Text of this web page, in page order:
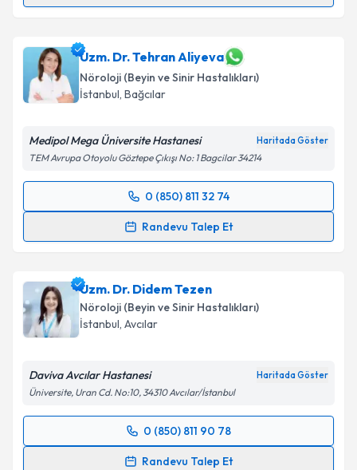
almanız için bir takvim hazırlandığında e-posta ile
bilgilendireceğiz.
E-posta Adresiniz
Kişisel verilerimin işlenmesine ilişkinAydınlatma
'ni okudum ve kişisel verilerimin belirtilen
kapsamda işlenmesini kabul ediyorum.
Uzm. Dr. Tehran Aliyeva
Nöroloji (Beyin ve Sinir Hastalıkları)
İstanbul, Bağcılar
Medipol Mega Üniversite Hastanesi Haritada Göster
TEM Avrupa Otoyolu Göztepe Çıkışı No: 1 Bagcilar 34214
0 (850) 811 32 74
Randevu Talep Et
Randevu Takvimi Talebi
takvim hazırlandığında e-posta ile bilgilendireceğiz.
E-posta Adresiniz
Kişisel verilerimin işlenmesine ilişkin
Metni'ni okudum ve kişisel verilerimin belirtilen
kapsamda işlenmesini kabul ediyorum.
Uzm. Dr. Didem Tezen
Nöroloji (Beyin ve Sinir Hastalıkları)
İstanbul, Avcılar
Daviva Avcılar Hastanesi Haritada Göster
Üniversite, Uran Cd. No:10, 34310 Avcılar/İstanbul
0 (850) 811 90 78
Randevu Talep Et
Randevu Takvimi Talebi